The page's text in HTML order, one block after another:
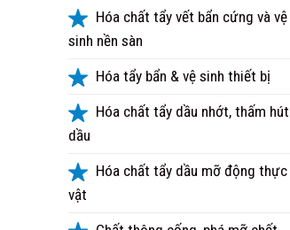
Hóa chất tẩy vết bẩn cứng và vệ
sinh nền sàn
Hóa tẩy bẩn & vệ sinh thiết bị
Hóa chất tẩy dầu nhớt, thấm hút
dầu
Hóa chất tẩy dầu mỡ động thực
vật